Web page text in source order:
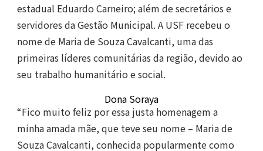
estadual Eduardo Carneiro; além de secretários e
servidores da Gestão Municipal. A USF recebeu o
nome de Maria de Souza Cavalcanti, uma das
primeiras líderes comunitárias da região, devido ao
seu trabalho humanitário e social.
Dona Soraya
“Fico muito feliz por essa justa homenagem a
minha amada mãe, que teve seu nome – Maria de
Souza Cavalcanti, conhecida popularmente como